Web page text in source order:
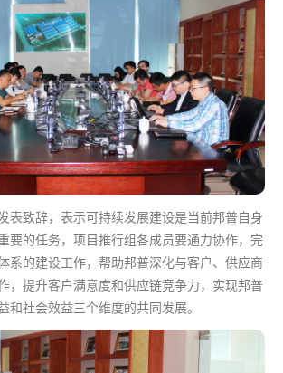
表致辞，表示可持续发展建设是当前邦普自身
要的任务，项目推行组各成员要通力协作，完
系的建设工作，帮助邦普深化与客户、供应商
，提升客户满意度和供应链竞争力，实现邦普
和社会效益三个维度的共同发展。